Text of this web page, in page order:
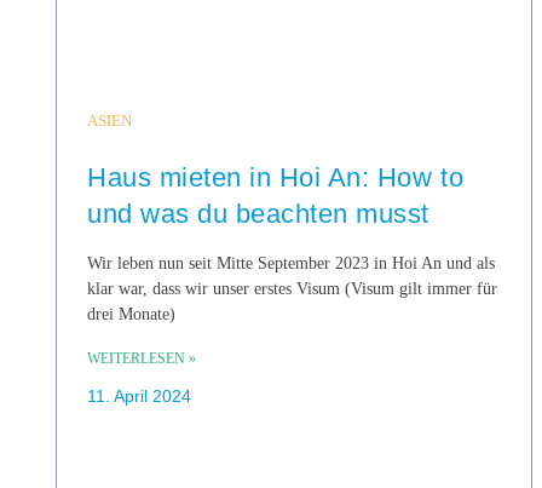
ASIEN
Haus mieten in Hoi An: How to
und was du beachten musst
Wir leben nun seit Mitte September 2023 in Hoi An und als
klar war, dass wir unser erstes Visum (Visum gilt immer für
drei Monate)
WEITERLESEN »
11. April 2024